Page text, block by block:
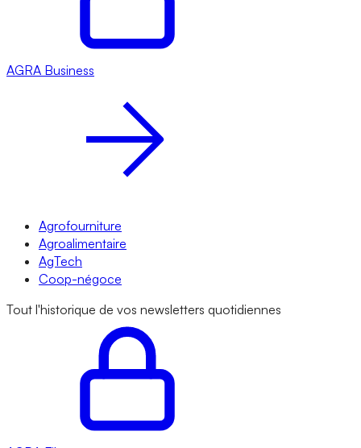
AGRA Business
Agrofourniture
Agroalimentaire
AgTech
Coop-négoce
Tout l'historique de vos newsletters quotidiennes